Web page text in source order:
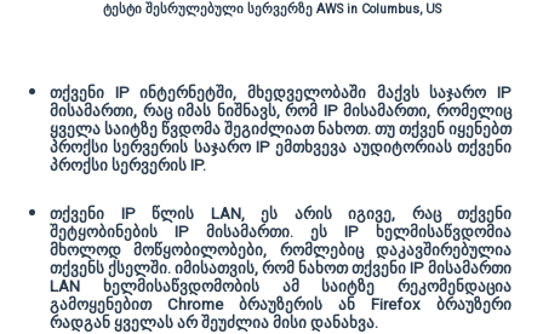
ტესტი შესრულებული სერვერზე AWS in Columbus, US
თქვენი IP ინტერნეტში, მხედველობაში მაქვს საჯარო IP
მისამართი, რაც იმას ნიშნავს, რომ IP მისამართი, რომელიც
ყველა საიტზე წვდომა შეგიძლიათ ნახოთ. თუ თქვენ იყენებთ
პროქსი სერვერის საჯარო IP ემთხვევა აუდიტორიას თქვენი
პროქსი სერვერის IP.
თქვენი IP წლის LAN, ეს არის იგივე, რაც თქვენი
შეტყობინების IP მისამართი. ეს IP ხელმისაწვდომია
მხოლოდ მოწყობილობები, რომლებიც დაკავშირებულია
თქვენს ქსელში. იმისათვის, რომ ნახოთ თქვენი IP მისამართი
LAN ხელმისაწვდომობის ამ საიტზე რეკომენდაცია
გამოყენებით Chrome ბრაუზერის ან Firefox ბრაუზერი
რადგან ყველას არ შეუძლია მისი დანახვა.